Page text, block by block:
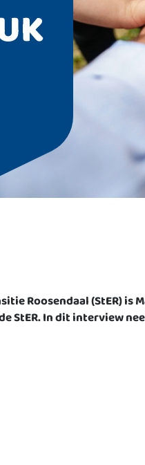
Roosendaal (StER)
In dit interview